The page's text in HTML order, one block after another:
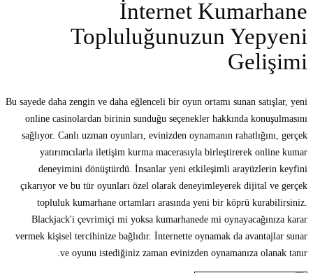
İnternet Kumarhane
Topluluğunuzun Yepyeni
Gelişimi
Bu sayede daha zengin ve daha eğlenceli bir oyun ortamı sunan satışlar, yeni
online casinolardan birinin sunduğu seçenekler hakkında konuşulmasını
sağlıyor. Canlı uzman oyunları, evinizden oynamanın rahatlığını, gerçek
yatırımcılarla iletişim kurma macerasıyla birleştirerek online kumar
deneyimini dönüştürdü. İnsanlar yeni etkileşimli arayüzlerin keyfini
çıkarıyor ve bu tür oyunları özel olarak deneyimleyerek dijital ve gerçek
topluluk kumarhane ortamları arasında yeni bir köprü kurabilirsiniz.
Blackjack'i çevrimiçi mi yoksa kumarhanede mi oynayacağınıza karar
vermek kişisel tercihinize bağlıdır. İnternette oynamak da avantajlar sunar
ve oyunu istediğiniz zaman evinizden oynamanıza olanak tanır.